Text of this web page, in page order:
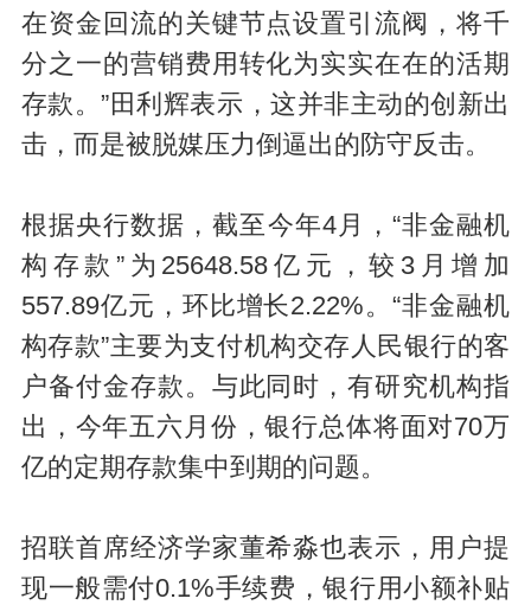
在资金回流的关键节点设置引流阀，将千
分之一的营销费用转化为实实在在的活期
存款。”田利辉表示，这并非主动的创新出
击，而是被脱媒压力倒逼出的防守反击。
根据央行数据，截至今年4月，“非金融机
构存款”为25648.58亿元，较3月增加
557.89亿元，环比增长2.22%。“非金融机
构存款”主要为支付机构交存人民银行的客
户备付金存款。与此同时，有研究机构指
出，今年五六月份，银行总体将面对70万
亿的定期存款集中到期的问题。
招联首席经济学家董希淼也表示，用户提
现一般需付0.1%手续费，银行用小额补贴